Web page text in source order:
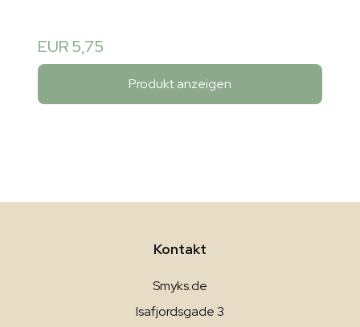
EUR 5,75
Produkt anzeigen
Kontakt
Smyks.de
Isafjordsgade 3